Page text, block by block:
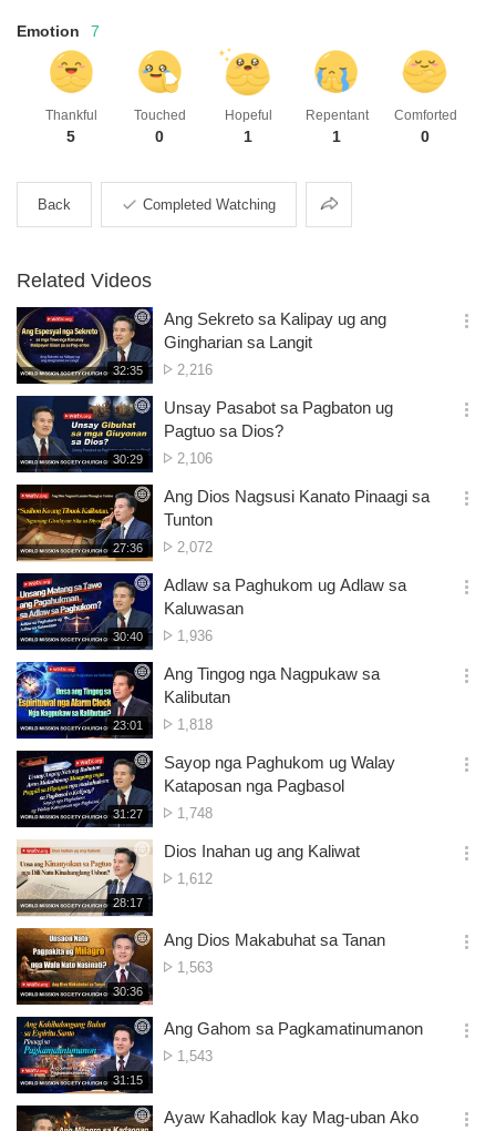
Emotion 7
Thankful
5
Touched
0
Hopeful
1
Repentant
1
Comforted
0
Back Completed Watching Share
Related Videos
재
생
시
간
32:35
Ang Sekreto sa Kalipay ug ang
Gingharian sa Langit
No.
views
2,216
옵
기
재
생
시
간
30:29
Unsay Pasabot sa Pagbaton ug
Pagtuo sa Dios?
No.
views
2,106
옵
기
재
생
시
간
27:36
Ang Dios Nagsusi Kanato Pinaagi sa
Tunton
No.
views
2,072
옵
기
재
생
시
간
30:40
Adlaw sa Paghukom ug Adlaw sa
Kaluwasan
No.
views
1,936
옵
기
재
생
시
간
23:01
Ang Tingog nga Nagpukaw sa
Kalibutan
No.
views
1,818
옵
기
재
생
시
간
31:27
Sayop nga Paghukom ug Walay
Kataposan nga Pagbasol
No.
views
1,748
옵
기
재
생
시
간
28:17
Dios Inahan ug ang Kaliwat
No.
1,612
옵
기
재
생
시
간
30:36
Ang Dios Makabuhat sa Tanan
No.
1,563
옵
기
재
생
시
31:15
Ang Gahom sa Pagkamatinumanon
No.
1,543
옵
기
Ayaw Kahadlok kay Mag-uban Ako